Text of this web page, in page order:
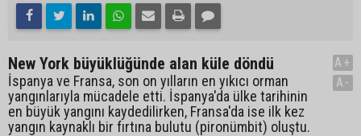
New York büyüklüğünde alan küle döndü
İspanya ve Fransa, son on yılların en yıkıcı orman
yangınlarıyla mücadele etti. İspanya'da ülke tarihinin
en büyük yangını kaydedilirken, Fransa'da ise ilk kez
yangın kaynaklı bir fırtına bulutu (pironümbit) oluştu.
A+
A-